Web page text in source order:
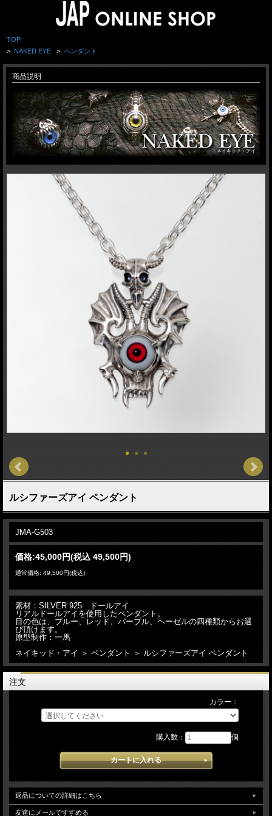
TOP
> NAKED EYE > ペンダント
商品説明
ルシファーズアイ ペンダント
JMA-G503
価格:45,000円(税込 49,500円)
通常価格: 49,500円(税込)
素材：SILVER 925 ドールアイ
リアルドールアイを使用したペンダント。
目の色は、ブルー、レッド、パープル、ヘーゼルの四種類からお選
び頂けます。
原型制作：一馬
ネイキッド・アイ ＞ ペンダント ＞ ルシファーズアイ ペンダント
注文
カラー：
購入数： 個
返品についての詳細はこちら
友達にメールですすめる